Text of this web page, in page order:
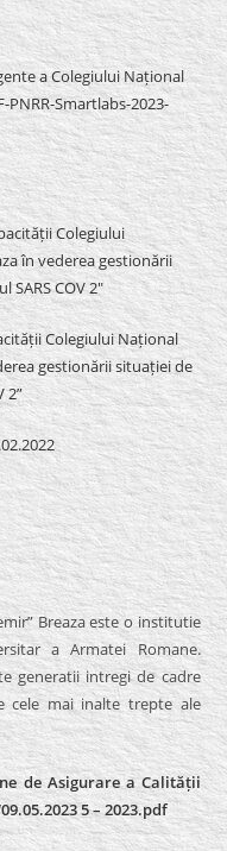
a Colegiului Național
Smartlabs-2023-
Colegiului
în vederea gestionării
COV 2″
Colegiului Național
gestionării situației de
2”
Breaza este o institutie
a Armatei Romane.
generatii intregi de cadre
cele mai inalte trepte ale
de Asigurare a Calității
5 – 2023.pdf